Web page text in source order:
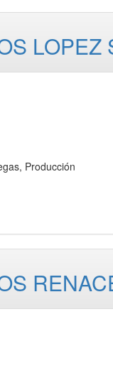
LOPEZ
Producción